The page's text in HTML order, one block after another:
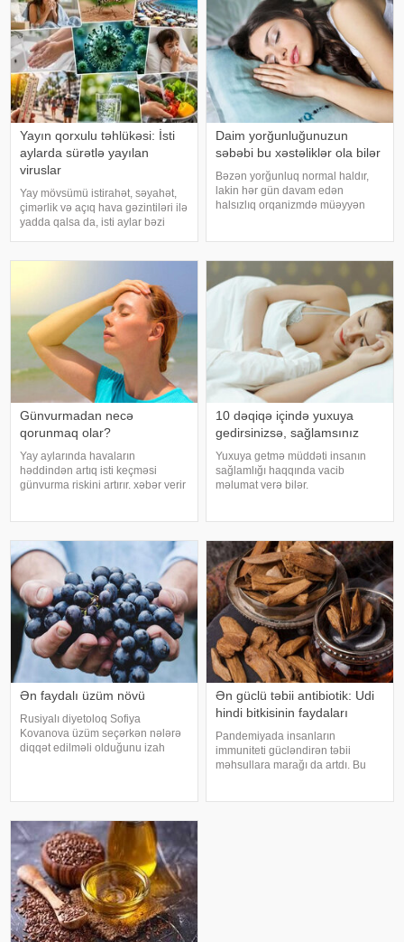
Yayın qorxulu təhlükəsi: İsti
aylarda sürətlə yayılan
viruslar
Yay mövsümü istirahət, səyahət,
çimərlik və açıq hava gəzintiləri ilə
yadda qalsa da, isti aylar bəzi
temperatur deyil. Açıq havad
Daim yorğunluğunuzun
səbəbi bu xəstəliklər ola bilər
Bəzən yorğunluq normal haldır,
lakin hər gün davam edən
halsızlıq orqanizmdə müəyyən
qan azlığı, qalxanabənzər vəz
xəstəlikləri, şəkərl
Günvurmadan necə
qorunmaq olar?
Yay aylarında havaların
həddindən artıq isti keçməsi
günvurma riskini artırır. xəbər verir
diqqətli olmalıdırlar.
Günvurmadan qorunma
10 dəqiqə içində yuxuya
gedirsinizsə, sağlamsınız
Yuxuya getmə müddəti insanın
sağlamlığı haqqında vacib
məlumat verə bilər.
üzrə mütəxəssis Mişel Drerupun
sözlərinə görə
Ən faydalı üzüm növü
Rusiyalı diyetoloq Sofiya
Kovanova üzüm seçərkən nələrə
diqqət edilməli olduğunu izah
rəngdə olan üzüm sortlar
Ən güclü təbii antibiotik: Udi
hindi bitkisinin faydaları
Pandemiyada insanların
immuniteti gücləndirən təbii
məhsullara marağı da artdı. Bu